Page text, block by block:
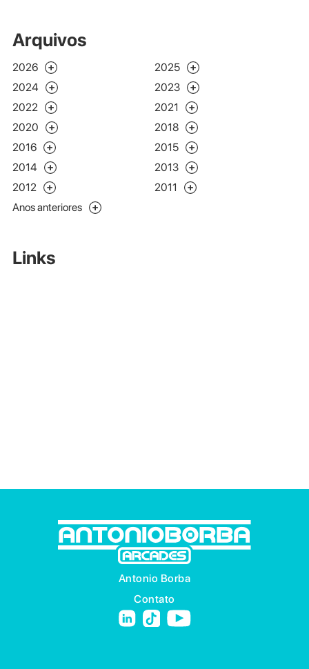
Arquivos
2026
2025
2024
2023
2022
2021
2020
2018
2016
2015
2014
2013
2012
2011
Anos anteriores
Links
Antonio Borba
Contato